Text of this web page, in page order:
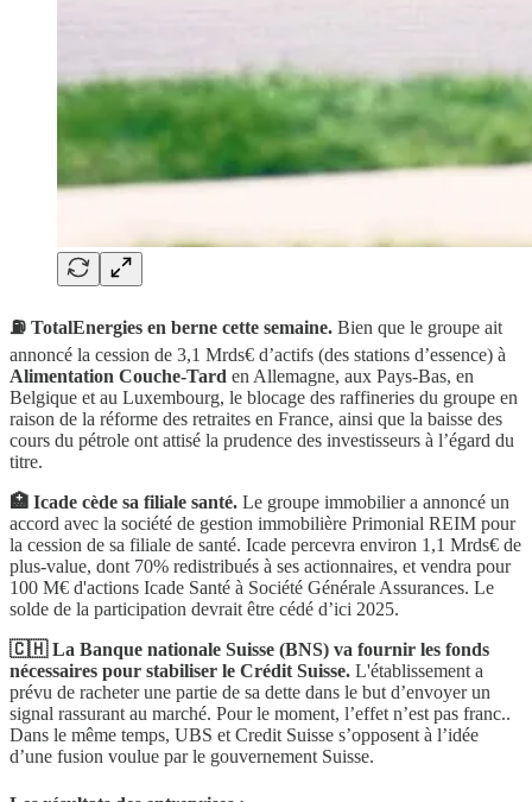
⛽️ TotalEnergies en berne cette semaine. Bien que le groupe ait
annoncé la cession de 3,1 Mrds€ d’actifs (des stations d’essence) à
Alimentation Couche-Tard en Allemagne, aux Pays-Bas, en
Belgique et au Luxembourg, le blocage des raffineries du groupe en
raison de la réforme des retraites en France, ainsi que la baisse des
cours du pétrole ont attisé la prudence des investisseurs à l’égard du
titre.
🏥 Icade cède sa filiale santé. Le groupe immobilier a annoncé un
accord avec la société de gestion immobilière Primonial REIM pour
la cession de sa filiale de santé. Icade percevra environ 1,1 Mrds€ de
plus-value, dont 70% redistribués à ses actionnaires, et vendra pour
100 M€ d'actions Icade Santé à Société Générale Assurances. Le
solde de la participation devrait être cédé d’ici 2025.
🇨🇭 La Banque nationale Suisse (BNS) va fournir les fonds
nécessaires pour stabiliser le Crédit Suisse. L'établissement a
prévu de racheter une partie de sa dette dans le but d’envoyer un
signal rassurant au marché. Pour le moment, l’effet n’est pas franc..
Dans le même temps, UBS et Credit Suisse s’opposent à l’idée
d’une fusion voulue par le gouvernement Suisse.